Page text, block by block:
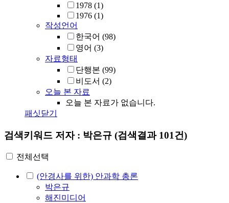
1978 (1)
1976 (1)
작성언어
한국어 (98)
영어 (3)
자료형태
단행본 (99)
비도서 (2)
오늘 본 자료
오늘 본 자료가 없습니다.
패싯닫기
검색키워드 저자 : 박은규 (검색결과 101건)
전체선택
(안경사를 위한) 안과학 총론
박은규
해진미디어